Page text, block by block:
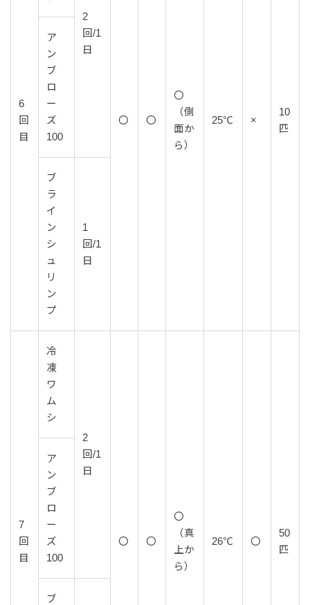
6
回
目
2
回/1
日
〇 〇
〇
（側
面か
ら）
25℃ ×
10
匹
ア
ン
ブ
ロ
ー
ズ
100
ブ
ラ
イ
ン
シ
ュ
リ
ン
プ
1
回/1
日
7
回
目
冷
凍
ワ
ム
シ
2
回/1
日
〇 〇
〇
（真
上か
ら）
26℃ 〇
50
匹
ア
ン
ブ
ロ
ー
ズ
100
ブ